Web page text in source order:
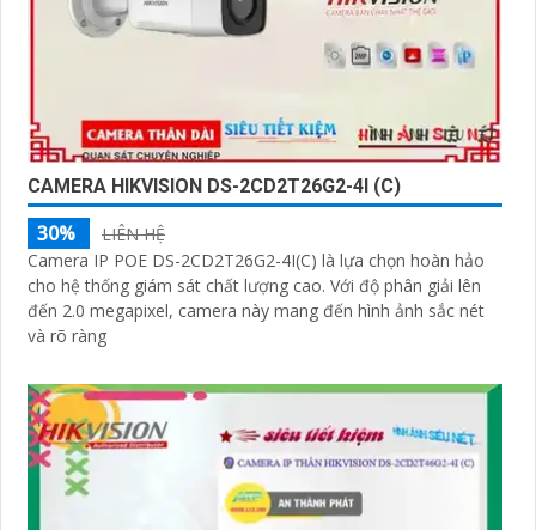
CAMERA HIKVISION DS-2CD2T26G2-4I (C)
30%
LIÊN HỆ
Camera IP POE DS-2CD2T26G2-4I(C) là lựa chọn hoàn hảo
cho hệ thống giám sát chất lượng cao. Với độ phân giải lên
đến 2.0 megapixel, camera này mang đến hình ảnh sắc nét
và rõ ràng